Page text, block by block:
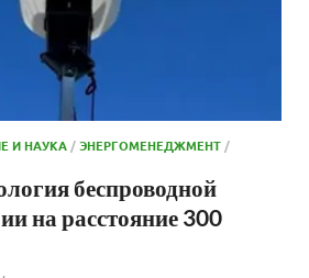
И НАУКА/ЭНЕРГОМЕНЕДЖМЕНТ/
беспроводной
на расстояние 300